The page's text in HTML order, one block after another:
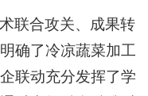
联合攻关、成果转
确了冷凉蔬菜加工
联动充分发挥了学